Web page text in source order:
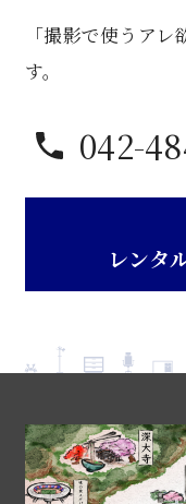
「撮影で使うア
す。
042-
レンタ